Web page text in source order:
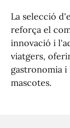
La selecció
reforça el
innovació i
viatgers,
gastronomia
mascotes.